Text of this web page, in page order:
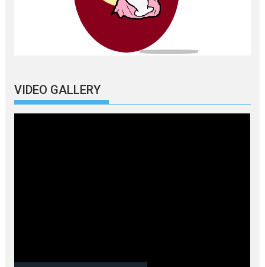
VIDEO GALLERY